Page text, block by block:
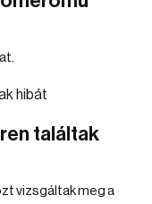
találtak
vizsgáltak meg a